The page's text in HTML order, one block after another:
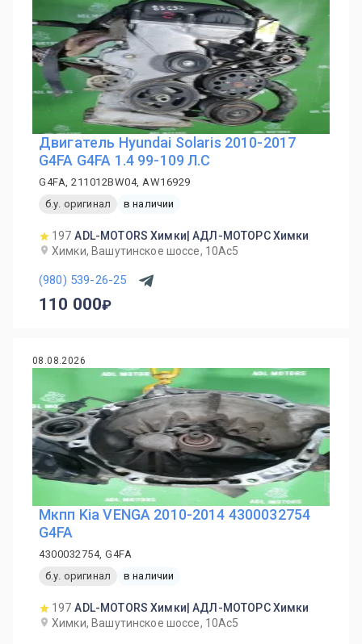
Двигатель Hyundai Solaris 2010-2017
G4FA G4FA 1.4 99-109 Л.С
G4FA, 211012BW04, AW16929
б.у. оригинал
в наличии
197 ADL-MOTORS Химки| АДЛ-МОТОРС Химки
Химки, Вашутинское шоссе, 10Ас5
(980) 539-26-25
110 000
08.08.2026
Мкпп Kia VENGA 2010-2014 4300032754
G4FA
4300032754, G4FA
б.у. оригинал
в наличии
197 ADL-MOTORS Химки| АДЛ-МОТОРС Химки
Химки, Вашутинское шоссе, 10Ас5